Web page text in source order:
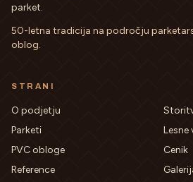
parket.
50-letna tradicija na področju
oblog.
STRANI
O podjetju
Parketi
Lesne
PVC obloge
Cenik
Reference